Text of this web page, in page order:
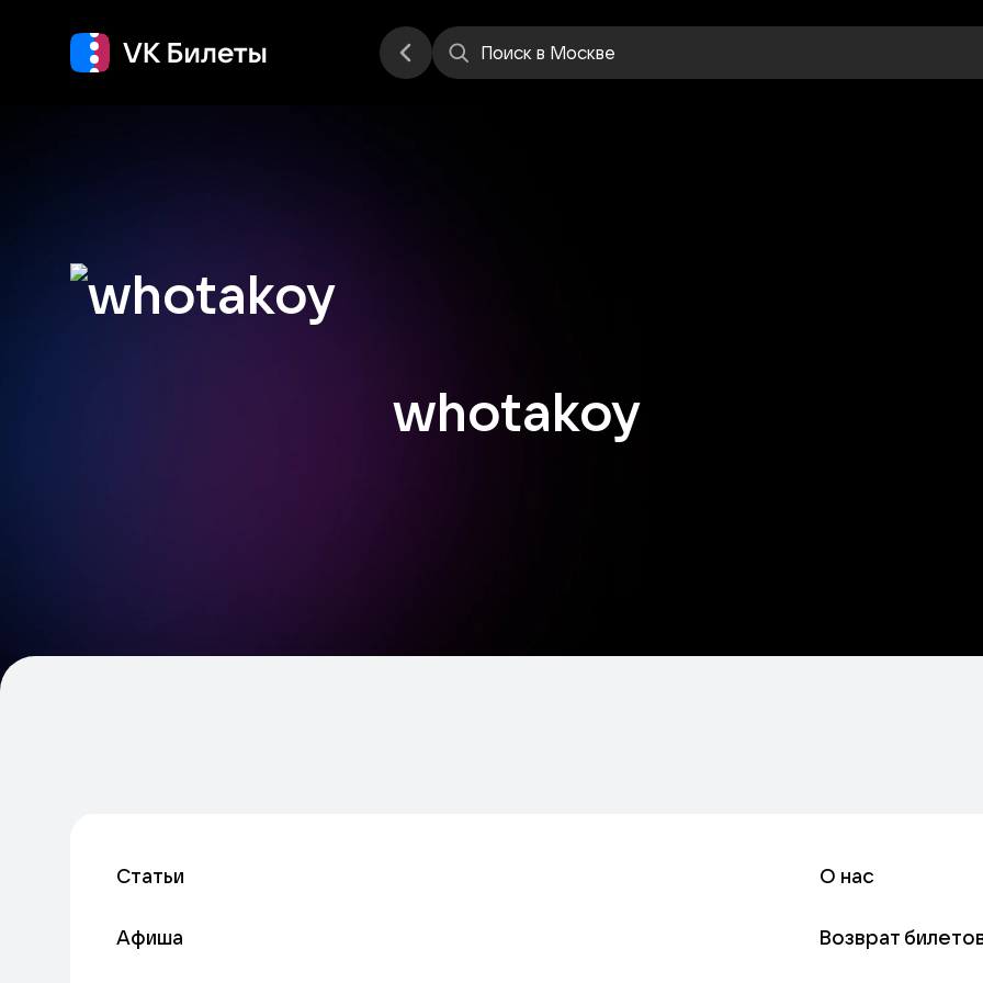
Поиск в Москве
whotakoy
Статьи
Афиша
О нас
Возврат